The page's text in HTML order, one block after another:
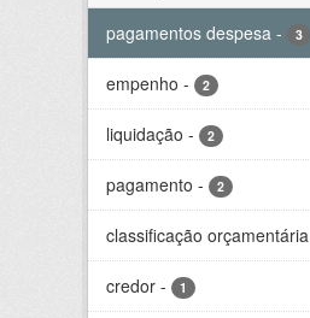
pagamentos despesa - 3
empenho - 2
liquidação - 2
pagamento - 2
classificação orçamentária
credor - 1